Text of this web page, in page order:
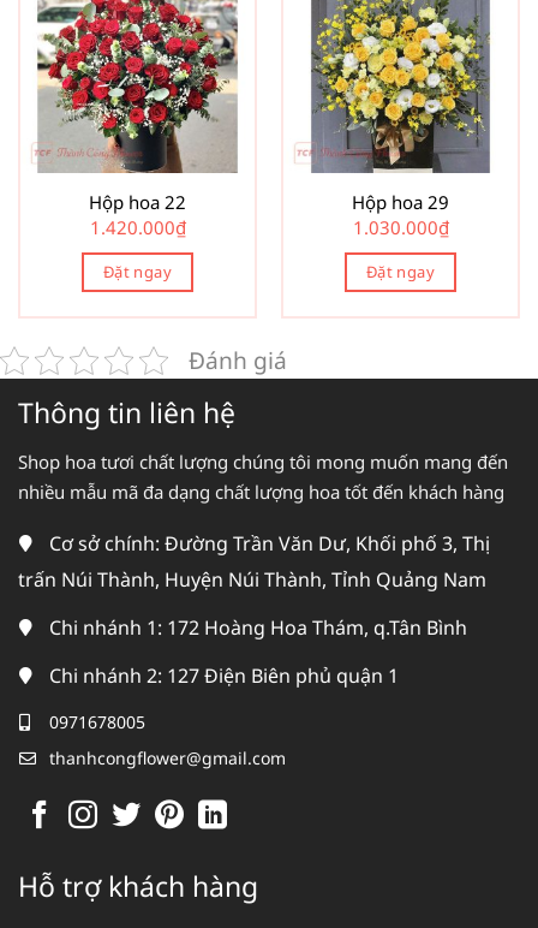
Hộp hoa 22
1.420.000₫
Đặt ngay
Hộp hoa 29
1.030.000₫
Đặt ngay
Đánh giá
Thông tin liên hệ
Shop hoa tươi chất lượng chúng tôi mong muốn mang đến
nhiều mẫu mã đa dạng chất lượng hoa tốt đến khách hàng
Cơ sở chính: Đường Trần Văn Dư, Khối phố 3, Thị
trấn Núi Thành, Huyện Núi Thành, Tỉnh Quảng Nam
Chi nhánh 1: 172 Hoàng Hoa Thám, q.Tân Bình
Chi nhánh 2: 127 Điện Biên phủ quận 1
0971678005
thanhcongflower@gmail.com
Hỗ trợ khách hàng